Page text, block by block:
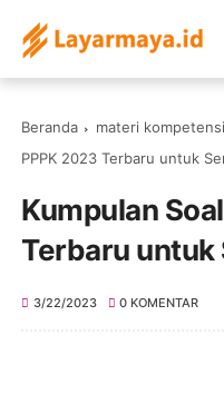
Beranda materi
PPPK 2023 Terbaru untuk
Kumpulan
Terbaru untuk
3/22/2023 0 KOMENTAR